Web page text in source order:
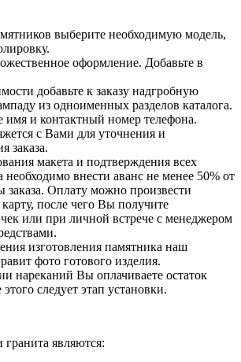
выберите необходимую модель,
оформление. Добавьте в
добавьте к заказу надгробную
из одноименных разделов каталога.
имя и контактный номер телефона.
с Вами для уточнения и
заказа.
макета и подтверждения всех
необходимо внести аванс не менее 50% от
Оплату можно произвести
после чего Вы получите
или при личной встрече с менеджером
изготовления памятника наш
фото готового изделия.
нареканий Вы оплачиваете остаток
следует этап установки.
являются: